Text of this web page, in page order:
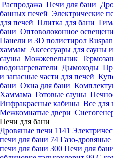
Распродажа Печи для бани
банных печей Электрические
для печей Плитка для бани
бани Оптоволоконное
Панели и 3D полистирол
хаммам Аксессуары для сауны
сауны Можжевельник
водонагреватели Дымоходы
и запасные части для печей
бани Окна для бани
Хаммама Готовые сауны
Инфракрасные кабины Все для
Межкомнатые двери
Печи для бани
Дровяные печи 1141
печи для бани 74 Газо-дровяные
печи для бани 300 Печи для